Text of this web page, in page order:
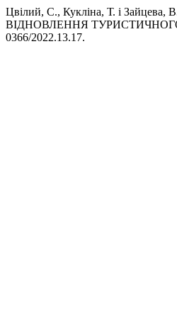
Цвілий, С., Кукліна, Т. і
ВІДНОВЛЕННЯ
0366/2022.13.17.